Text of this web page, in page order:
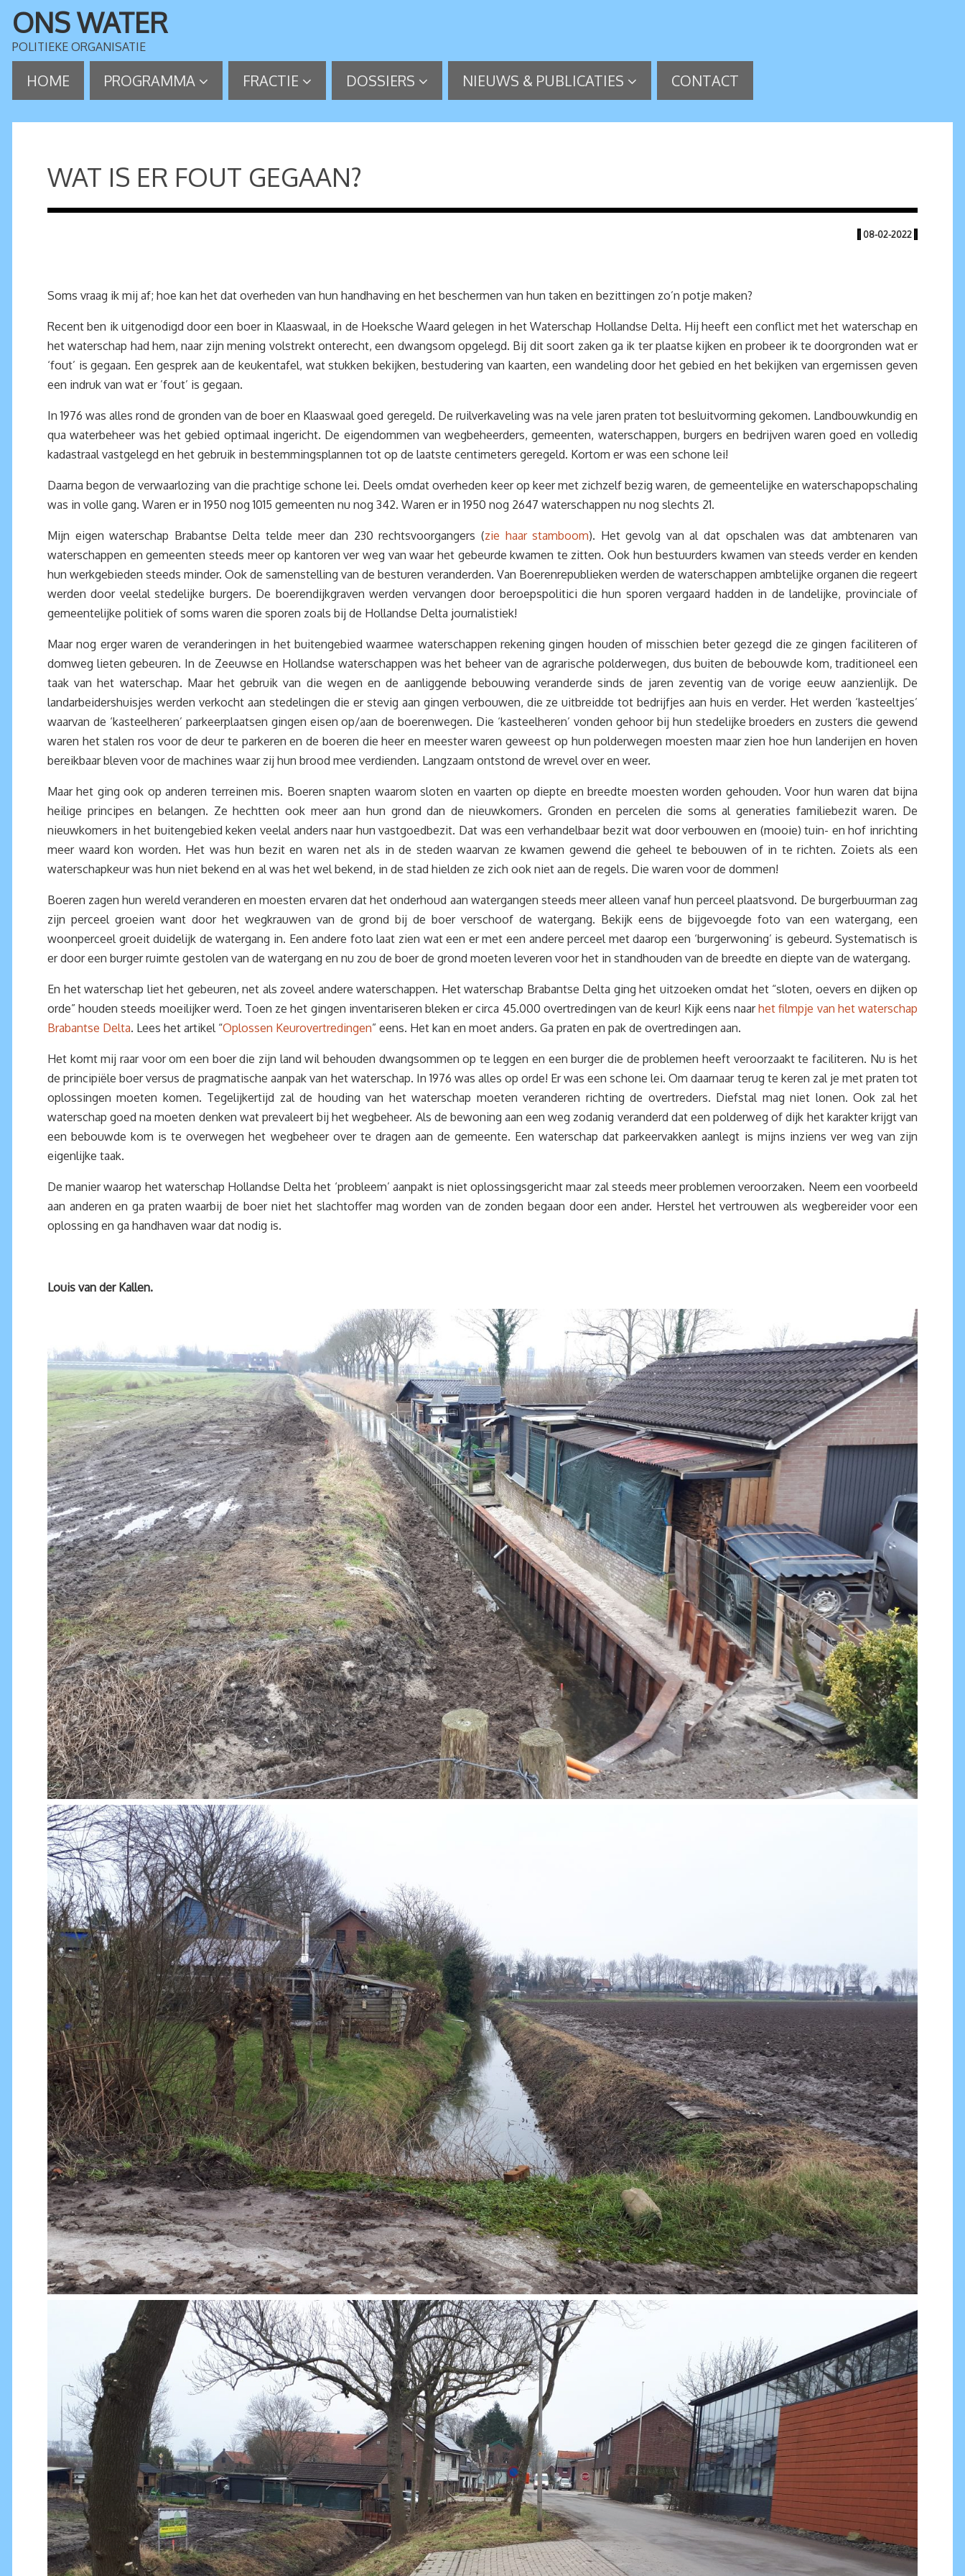
ONS WATER
POLITIEKE ORGANISATIE
HOME PROGRAMMA FRACTIE DOSSIERS NIEUWS & PUBLICATIES CONTACT
WAT IS ER FOUT GEGAAN?
| 08-02-2022 |
Soms vraag ik mij af; hoe kan het dat overheden van hun handhaving en het beschermen van hun taken en bezittingen zo’n potje maken?
Recent ben ik uitgenodigd door een boer in Klaaswaal, in de Hoeksche Waard gelegen in het Waterschap Hollandse Delta. Hij heeft een conflict met het waterschap en
het waterschap had hem, naar zijn mening volstrekt onterecht, een dwangsom opgelegd. Bij dit soort zaken ga ik ter plaatse kijken en probeer ik te doorgronden wat er
‘fout’ is gegaan. Een gesprek aan de keukentafel, wat stukken bekijken, bestudering van kaarten, een wandeling door het gebied en het bekijken van ergernissen geven
een indruk van wat er ’fout’ is gegaan.
In 1976 was alles rond de gronden van de boer en Klaaswaal goed geregeld. De ruilverkaveling was na vele jaren praten tot besluitvorming gekomen. Landbouwkundig en
qua waterbeheer was het gebied optimaal ingericht. De eigendommen van wegbeheerders, gemeenten, waterschappen, burgers en bedrijven waren goed en volledig
kadastraal vastgelegd en het gebruik in bestemmingsplannen tot op de laatste centimeters geregeld. Kortom er was een schone lei!
Daarna begon de verwaarlozing van die prachtige schone lei. Deels omdat overheden keer op keer met zichzelf bezig waren, de gemeentelijke en waterschapopschaling
was in volle gang. Waren er in 1950 nog 1015 gemeenten nu nog 342. Waren er in 1950 nog 2647 waterschappen nu nog slechts 21.
Mijn eigen waterschap Brabantse Delta telde meer dan 230 rechtsvoorgangers (zie haar stamboom). Het gevolg van al dat opschalen was dat ambtenaren van
waterschappen en gemeenten steeds meer op kantoren ver weg van waar het gebeurde kwamen te zitten. Ook hun bestuurders kwamen van steeds verder en kenden
hun werkgebieden steeds minder. Ook de samenstelling van de besturen veranderden. Van Boerenrepublieken werden de waterschappen ambtelijke organen die regeert
werden door veelal stedelijke burgers. De boerendijkgraven werden vervangen door beroepspolitici die hun sporen vergaard hadden in de landelijke, provinciale of
gemeentelijke politiek of soms waren die sporen zoals bij de Hollandse Delta journalistiek!
Maar nog erger waren de veranderingen in het buitengebied waarmee waterschappen rekening gingen houden of misschien beter gezegd die ze gingen faciliteren of
domweg lieten gebeuren. In de Zeeuwse en Hollandse waterschappen was het beheer van de agrarische polderwegen, dus buiten de bebouwde kom, traditioneel een
taak van het waterschap. Maar het gebruik van die wegen en de aanliggende bebouwing veranderde sinds de jaren zeventig van de vorige eeuw aanzienlijk. De
landarbeidershuisjes werden verkocht aan stedelingen die er stevig aan gingen verbouwen, die ze uitbreidde tot bedrijfjes aan huis en verder. Het werden ‘kasteeltjes’
waarvan de ‘kasteelheren’ parkeerplaatsen gingen eisen op/aan de boerenwegen. Die ‘kasteelheren’ vonden gehoor bij hun stedelijke broeders en zusters die gewend
waren het stalen ros voor de deur te parkeren en de boeren die heer en meester waren geweest op hun polderwegen moesten maar zien hoe hun landerijen en hoven
bereikbaar bleven voor de machines waar zij hun brood mee verdienden. Langzaam ontstond de wrevel over en weer.
Maar het ging ook op anderen terreinen mis. Boeren snapten waarom sloten en vaarten op diepte en breedte moesten worden gehouden. Voor hun waren dat bijna
heilige principes en belangen. Ze hechtten ook meer aan hun grond dan de nieuwkomers. Gronden en percelen die soms al generaties familiebezit waren. De
nieuwkomers in het buitengebied keken veelal anders naar hun vastgoedbezit. Dat was een verhandelbaar bezit wat door verbouwen en (mooie) tuin- en hof inrichting
meer waard kon worden. Het was hun bezit en waren net als in de steden waarvan ze kwamen gewend die geheel te bebouwen of in te richten. Zoiets als een
waterschapkeur was hun niet bekend en al was het wel bekend, in de stad hielden ze zich ook niet aan de regels. Die waren voor de dommen!
Boeren zagen hun wereld veranderen en moesten ervaren dat het onderhoud aan watergangen steeds meer alleen vanaf hun perceel plaatsvond. De burgerbuurman zag
zijn perceel groeien want door het wegkrauwen van de grond bij de boer verschoof de watergang. Bekijk eens de bijgevoegde foto van een watergang, een
woonperceel groeit duidelijk de watergang in. Een andere foto laat zien wat een er met een andere perceel met daarop een ‘burgerwoning’ is gebeurd. Systematisch is
er door een burger ruimte gestolen van de watergang en nu zou de boer de grond moeten leveren voor het in standhouden van de breedte en diepte van de watergang.
En het waterschap liet het gebeuren, net als zoveel andere waterschappen. Het waterschap Brabantse Delta ging het uitzoeken omdat het “sloten, oevers en dijken op
orde” houden steeds moeilijker werd. Toen ze het gingen inventariseren bleken er circa 45.000 overtredingen van de keur! Kijk eens naarhet filmpje van het waterschap
Brabantse Delta. Lees het artikel “Oplossen Keurovertredingen” eens. Het kan en moet anders. Ga praten en pak de overtredingen aan.
Het komt mij raar voor om een boer die zijn land wil behouden dwangsommen op te leggen en een burger die de problemen heeft veroorzaakt te faciliteren. Nu is het
de principiële boer versus de pragmatische aanpak van het waterschap. In 1976 was alles op orde! Er was een schone lei. Om daarnaar terug te keren zal je met praten tot
oplossingen moeten komen. Tegelijkertijd zal de houding van het waterschap moeten veranderen richting de overtreders. Diefstal mag niet lonen. Ook zal het
waterschap goed na moeten denken wat prevaleert bij het wegbeheer. Als de bewoning aan een weg zodanig veranderd dat een polderweg of dijk het karakter krijgt van
een bebouwde kom is te overwegen het wegbeheer over te dragen aan de gemeente. Een waterschap dat parkeervakken aanlegt is mijns inziens ver weg van zijn
eigenlijke taak.
De manier waarop het waterschap Hollandse Delta het ‘probleem’ aanpakt is niet oplossingsgericht maar zal steeds meer problemen veroorzaken. Neem een voorbeeld
aan anderen en ga praten waarbij de boer niet het slachtoffer mag worden van de zonden begaan door een ander. Herstel het vertrouwen als wegbereider voor een
oplossing en ga handhaven waar dat nodig is.
Louis van der Kallen.